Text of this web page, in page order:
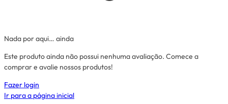
Nada por aqui… ainda
Este produto ainda não possui nenhuma avaliação. Comece a
comprar e avalie nossos produtos!
Fazer login
Ir para a página inicial